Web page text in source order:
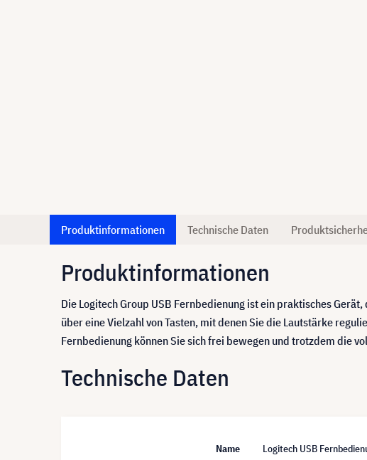
Produktinformationen Technische Daten
Produktinformationen
Die Logitech Group USB Fernbedienung ist ein praktisches
über eine Vielzahl von Tasten, mit denen Sie die Lautstärke
Fernbedienung können Sie sich frei bewegen und trotzdem die
Technische Daten
Name Logitech USB